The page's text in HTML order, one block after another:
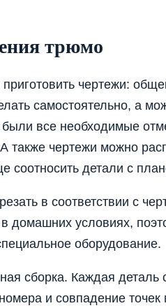
трюмо
чертежи:
самостоятельно, а
все необходимые
также чертежи можно
соотносить детали с
в соответствии с
домашних условиях,
оборудование.
сборка. Каждая деталь
и совпадение